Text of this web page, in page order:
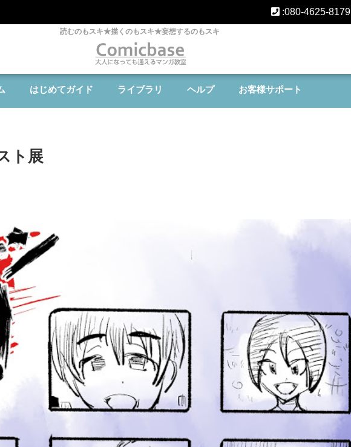
:080-4625-8179
読むのもスキ★描くのもスキ★妄想するのもスキ
はじめてガイド ライブラリ ヘルプ お客様サポート
ト展